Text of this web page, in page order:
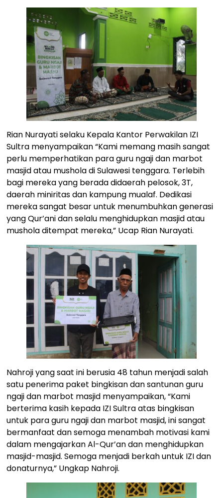
Rian Nurayati selaku Kepala Kantor Perwakilan IZI
Sultra menyampaikan “Kami memang masih sangat
perlu memperhatikan para guru ngaji dan marbot
masjid atau mushola di Sulawesi tenggara. Terlebih
bagi mereka yang berada didaerah pelosok, 3T,
daerah miniritas dan kampung mualaf. Dedikasi
mereka sangat besar untuk menumbuhkan generasi
yang Qur’ani dan selalu menghidupkan masjid atau
mushola ditempat mereka,” Ucap Rian Nurayati.
Nahroji yang saat ini berusia 48 tahun menjadi salah
satu penerima paket bingkisan dan santunan guru
ngaji dan marbot masjid menyampaikan, “Kami
berterima kasih kepada IZI Sultra atas bingkisan
untuk para guru ngaji dan marbot masjid, ini sangat
bermanfaat dan semoga menambah motivasi kami
dalam mengajarkan Al-Qur’an dan menghidupkan
masjid-masjid. Semoga menjadi berkah untuk IZI dan
donaturnya,” Ungkap Nahroji.